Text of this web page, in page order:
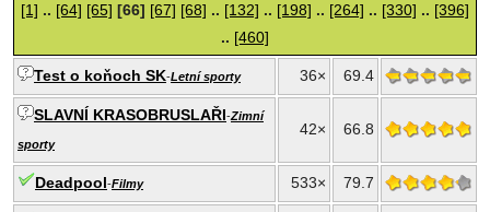
[1] .. [64] [65] [66] [67] [68] .. [132] .. [198] .. [264] .. [330] .. [396]
.. [460]
Test o koňoch SK-Letní sporty 36× 69.4
SLAVNÍ KRASOBRUSLAŘI-Zimní
sporty
42× 66.8
Deadpool-Filmy 533× 79.7